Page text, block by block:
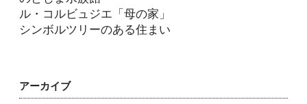
ル・コルビュジエ「母の家」
シンボルツリーのある住まい
アーカイブ